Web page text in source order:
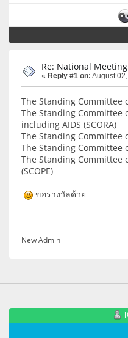
Re: National
« Reply #1 on: August
The Standing Committee
The Standing Committee
including AIDS (SCORA)
The Standing Committee
The Standing Committee
The Standing Committee
(SCOPE)
ขอรางวัลด้วย
New Admin